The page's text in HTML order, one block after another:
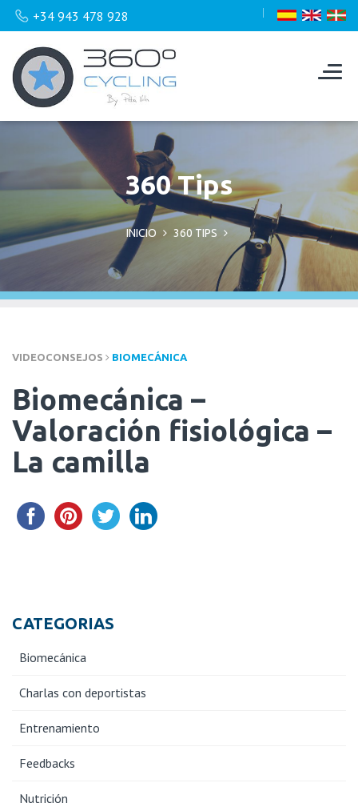
+34 943 478 928
360 Tips
INICIO 360 TIPS
VIDEOCONSEJOS BIOMECÁNICA
Biomecánica –
Valoración fisiológica –
La camilla
CATEGORIAS
Biomecánica
Charlas con deportistas
Entrenamiento
Feedbacks
Nutrición